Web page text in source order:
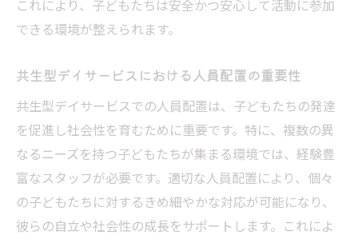
これにより、子どもたちは安全かつ安心して活動に参加
できる環境が整えられます。
共生型デイサービスにおける人員配置の重要性
共生型デイサービスでの人員配置は、子どもたちの発達
を促進し社会性を育むために重要です。特に、複数の異
なるニーズを持つ子どもたちが集まる環境では、経験豊
富なスタッフが必要です。適切な人員配置により、個々
の子どもたちに対するきめ細やかな対応が可能になり、
彼らの自立や社会性の成長をサポートします。これによ